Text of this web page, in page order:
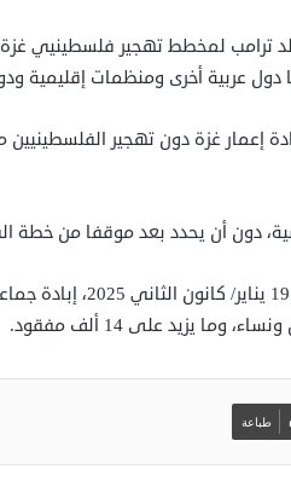
دونالد ترامب لمخطط تهجير فلسطينيي
عربية أخرى ومنظمات إقليمية
إعمار غزة دون تهجير الفلسطينيين
دون أن يحدد بعد موقفا من خطة
وبدعم أمريكي ارتكبت إسرائيل، بين 7 أكتوبر/
طباعة